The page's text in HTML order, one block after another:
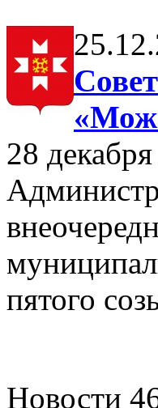
28
пятого
Новости